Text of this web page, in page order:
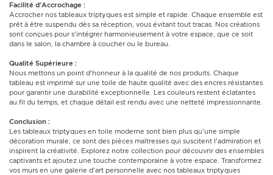
Facilité d'Accrochage :
Accrocher nos tableaux triptyques est simple et rapide. Chaque ensemble est
prêt à être suspendu dès sa réception, vous évitant tout tracas. Nos créations
sont conçues pour s'intégrer harmonieusement à votre espace, que ce soit
dans le salon, la chambre à coucher ou le bureau.
Qualité Supérieure :
Nous mettons un point d'honneur à la qualité de nos produits. Chaque
tableau est imprimé sur une toile de haute qualité avec des encres résistantes
pour garantir une durabilité exceptionnelle. Les couleurs restent éclatantes
au fil du temps, et chaque détail est rendu avec une netteté impressionnante.
Conclusion :
Les tableaux triptyques en toile moderne sont bien plus qu'une simple
décoration murale, ce sont des pièces maîtresses qui suscitent l'admiration et
inspirent la créativité. Explorez notre collection pour découvrir des ensembles
captivants et ajoutez une touche contemporaine à votre espace. Transformez
vos murs en une galerie d'art personnelle avec nos tableaux triptyques